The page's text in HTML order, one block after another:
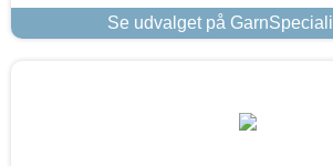
Se udvalget på